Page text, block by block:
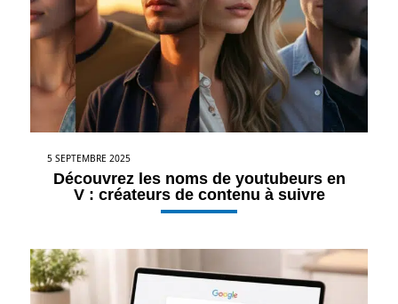
5 SEPTEMBRE 2025
Découvrez les noms de youtubeurs en
V : créateurs de contenu à suivre